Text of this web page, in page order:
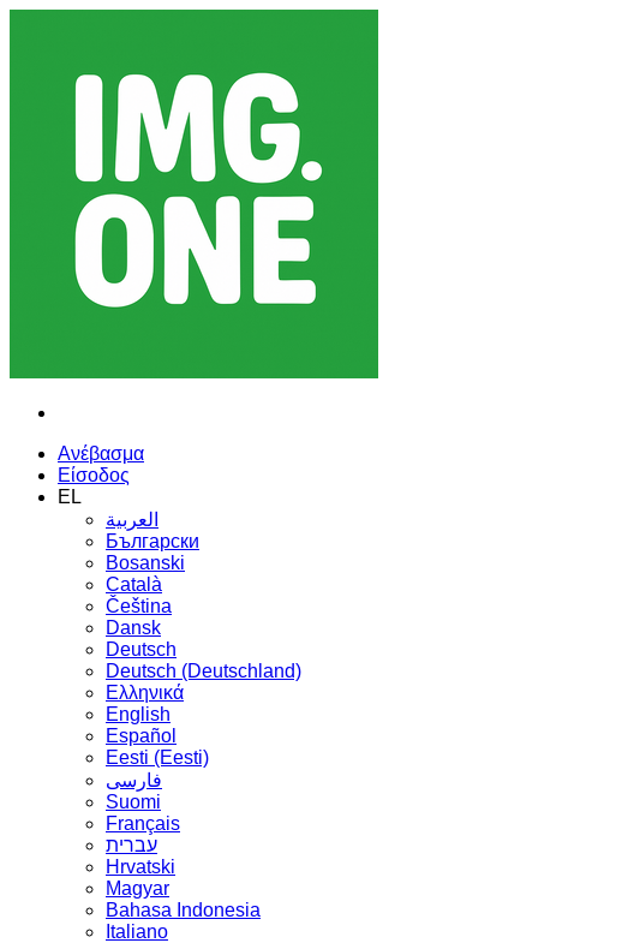
Ανέβασμα
Είσοδος
EL
العربية
Български
Bosanski
Сatalà
Čeština
Dansk
Deutsch
Deutsch (Deutschland)
Ελληνικά
English
Español
Eesti (Eesti)
فارسی
Suomi
Français
עברית
Hrvatski
Magyar
Bahasa Indonesia
Italiano